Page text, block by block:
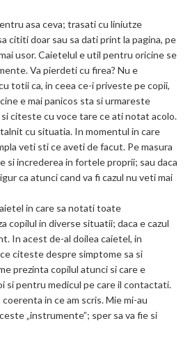
asa ceva; trasati cu liniutze
cititi doar sau sa dati print la pagina, pe
usor. Caietelul e util pentru oricine se
Va pierdeti cu firea? Nu e
totii ca, in ceea ce-i priveste pe copii,
e mai panicos sta si urmareste
citeste cu voce tare ce ati notat acolo.
cu situatia. In momentul in care
veti sti ce aveti de facut. Pe masura
si increderea in fortele proprii; sau daca
ca atunci cand va fi cazul nu veti mai
in care sa notati toate
copilul in diverse situatii; daca e cazul
In acest de-al doilea caietel, in
citeste despre simptome sa si
prezinta copilul atunci si care e
si pentru medicul pe care il contactati.
in ce am scris. Mie mi-au
„instrumente”; sper sa va fie si